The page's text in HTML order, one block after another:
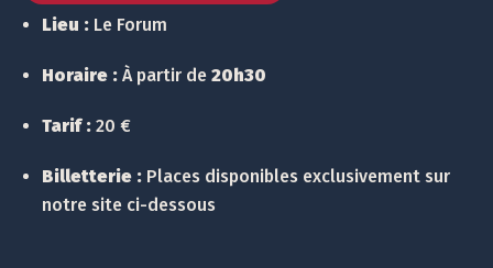
Lieu : Le Forum
Horaire : À partir de 20h30
Tarif : 20 €
Billetterie : Places disponibles exclusivement sur
notre site ci-dessous